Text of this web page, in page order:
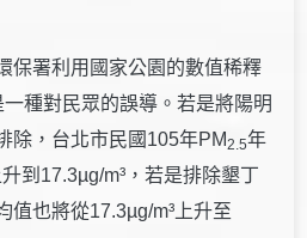
保署利用國家公園的數值稀釋
種對民眾的誤導。若是將陽明
除，台北市民國105年PM2.5年
到17.3µg/m³，若是排除墾丁
值也將從17.3µg/m³上升至